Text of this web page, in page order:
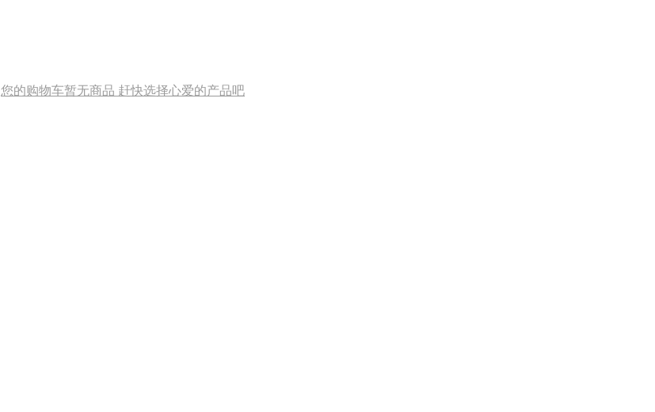
您的购物车暂无商品 赶快选择心爱的产品吧